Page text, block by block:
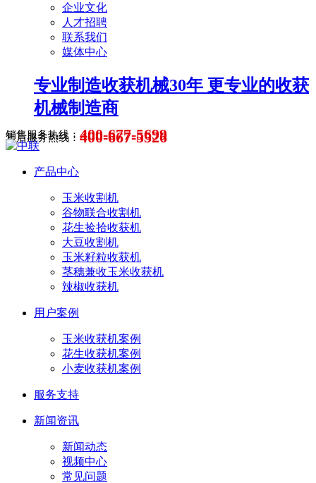
企业文化
人才招聘
联系我们
媒体中心
专业制造收获机械30年 更专业的收获
机械制造商
销售服务热线： 400-677-5699
售后服务热线： 400-667-5526
产品中心
玉米收割机
谷物联合收割机
花生捡拾收获机
大豆收割机
玉米籽粒收获机
茎穗兼收玉米收获机
辣椒收获机
用户案例
玉米收获机案例
花生收获机案例
小麦收获机案例
服务支持
新闻资讯
新闻动态
视频中心
常见问题